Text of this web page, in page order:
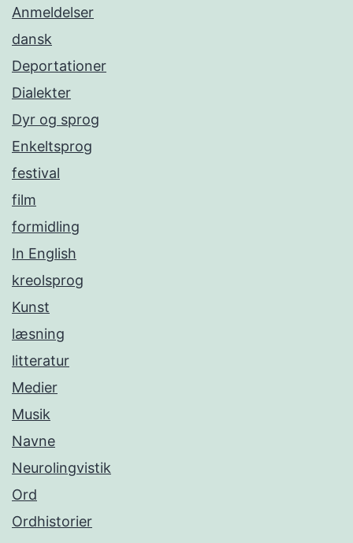
Anmeldelser
dansk
Deportationer
Dialekter
Dyr og sprog
Enkeltsprog
festival
film
formidling
In English
kreolsprog
Kunst
læsning
litteratur
Medier
Musik
Navne
Neurolingvistik
Ord
Ordhistorier